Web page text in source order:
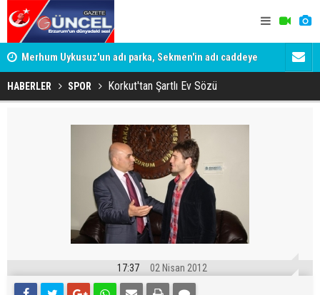
Merhum Uykusuz'un adı parka, Sekmen'in adı caddeye
verildi
HABERLER SPOR Korkut'tan Şartlı Ev Sözü
17:37 02 Nisan 2012